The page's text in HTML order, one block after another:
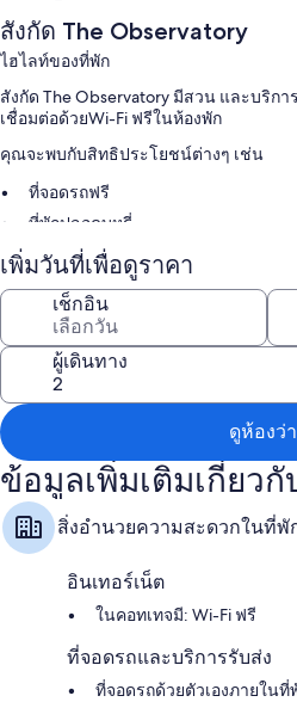
สังกัด The Observatory
ไฮไลท์ของที่พัก
สังกัด The Observatory มีสวน และบริก
เชื่อมต่อด้วยWi-Fi ฟรีในห้องพัก
คุณจะพบกับสิทธิประโยชน์ต่างๆ เช่น
ที่จอดรถฟรี
ที่พักปลอดบุหรี่
สิ่งอำนวยความสะดวกในห้องพัก
ห้องพักทั้งหมดเป็นห้องที่ตกแต่งพิเศษโดย
ความสะดวก เช่น บริการ Wi-Fi ฟรี
สิ่งอำนวยความสะดวกเพิ่มเติมภายในห้อง
ห้องน้ำพร้อมฝักบัว
เพิ่มวันที่เพื่อดูราคา
เช็กอิน
ผู้เดินทาง
ดูห้องว่
ข้อมูลเพิ่มเติมเกี่ยว
สิ่งอำนวยความสะดวกในที่พั
อินเทอร์เน็ต
ในคอทเทจมี: Wi-Fi ฟรี
ที่จอดรถและบริการรับส่ง
ที่จอดรถด้วยตัวเองภายในที่